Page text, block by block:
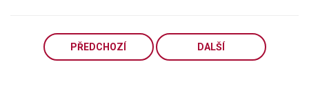
PŘEDCHOZÍ DALŠÍ